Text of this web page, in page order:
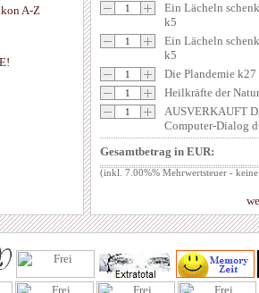
A-Z
Ein Lächeln
k5
Ein Lächeln
k5
Die Plandemie k27
Heilkräfte der
AUSVERKAUFT
Computer-Dialog
Gesamtbetrag in EUR:
(inkl. 7.00%% Mehrwertsteuer - keine